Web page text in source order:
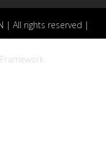
| All rights reserved |